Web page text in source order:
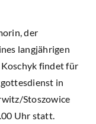
der
langjährigen
findet für
in
Stoszowice
Uhr statt.